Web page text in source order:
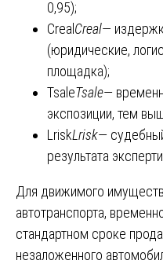
0,95);
CrealCreal​—
(юридические,
площадка);
TsaleTsale​—
экспозиции, тем
LriskLrisk​—
результата
Для движимого
автотранспорта,
стандартном сроке
незаложенного